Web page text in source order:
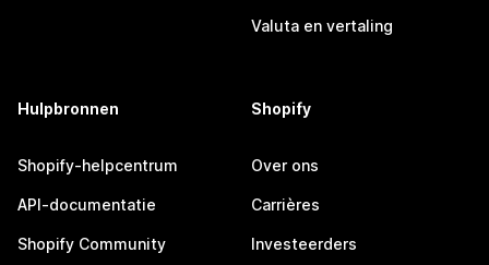
Valuta en vertaling
Hulpbronnen
Shopify-helpcentrum
API-documentatie
Shopify Community
Shopify
Over ons
Carrières
Investeerders